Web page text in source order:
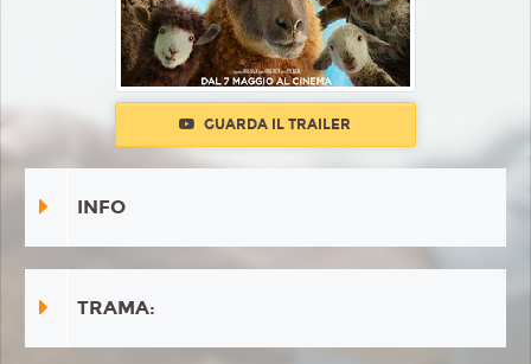
GUARDA IL TRAILER
INFO
TRAMA: